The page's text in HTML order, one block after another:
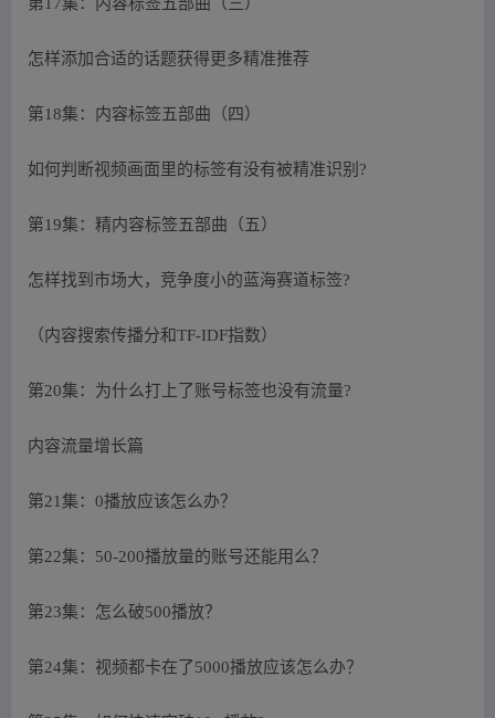
怎样添加合适的话题获得更多精准推荐
第18集：内容标签五部曲（四）
如何判断视频画面里的标签有没有被精准识别?
第19集：精内容标签五部曲（五）
怎样找到市场大，竞争度小的蓝海赛道标签?
（内容搜索传播分和TF-IDF指数）
第20集：为什么打上了账号标签也没有流量?
内容流量增长篇
第21集：0播放应该怎么办？
第22集：50-200播放量的账号还能用么？
第23集：怎么破500播放？
第24集：视频都卡在了5000播放应该怎么办？